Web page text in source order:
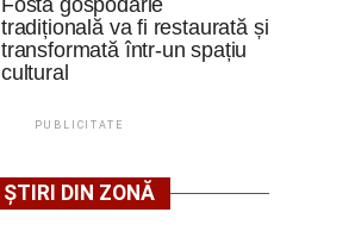
Fosta gospodărie
tradițională va fi restaurată și
transformată într-un spațiu
cultural
PUBLICITATE
ȘTIRI DIN ZONĂ